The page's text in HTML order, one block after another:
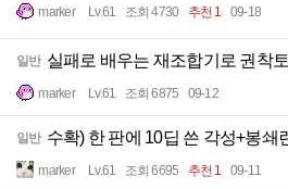
marker Lv.61 조회 4730 추천 1 09-18
일반 실패로 배우는 재조합기로 권착
marker Lv.61 조회 6875 09-12
일반 수확) 한 판에 10딥 쓴 각성+봉쇄
marker Lv.61 조회 6695 추천 1 09-11